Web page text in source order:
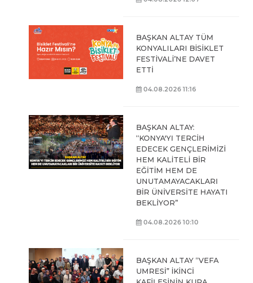
BAŞKAN ALTAY TÜM
KONYALILARI BİSİKLET
FESTİVALİ’NE DAVET
ETTİ
04.08.2026 11:16
BAŞKAN ALTAY:
“KONYA'YI TERCİH
EDECEK GENÇLERİMİZİ
HEM KALİTELİ BİR
EĞİTİM HEM DE
UNUTAMAYACAKLARI
BİR ÜNİVERSİTE HAYATI
BEKLİYOR”
04.08.2026 10:10
BAŞKAN ALTAY “VEFA
UMRESİ” İKİNCİ